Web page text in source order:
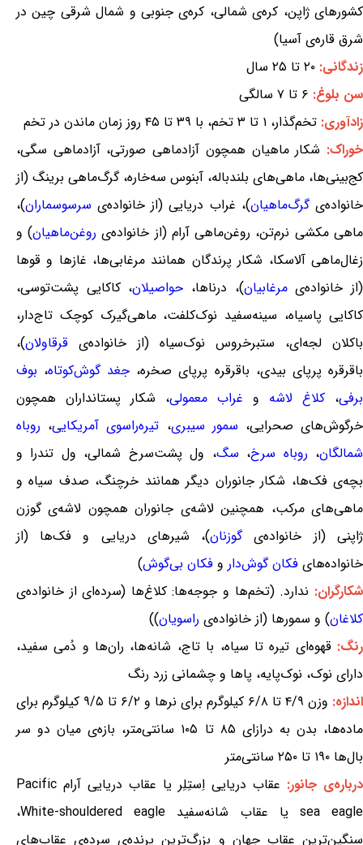
کشورهای ژاپن، کره‌ی شمالی، کره‌ی جنوبی و شمال شرقی چین در
شرق قاره‌ی آسیا)
زندگانی: ۲۰ تا ۲۵ سال
سن بلوغ: ۶ تا ۷ سالگی
زادآوری: تخم‌گذار، ۱ تا ۳ تخم، با ۳۹ تا ۴۵ روز زمان ماندن در تخم
خوراک: شکار ماهیان همچون آزادماهی صورتی، آزادماهی سگی،
کج‌بینی‌ها، ماهی‌های بلندباله، آبنوس سه‌خاره، گرگ‌ماهی برینگ (از
خانواده‌یگرگ‌ماهیان)، غراب دریایی (از خانواده‌ی سرسوسماران)،
ماهی مکشی نرم‌تن، روغن‌ماهی آرام (از خانواده‌ی روغن‌ماهیان) و
زغال‌ماهی آلاسکا، شکار پرندگان همانند مرغابی‌ها، غازها و قوها
(از خانواده‌یمرغابیان)، درناها، حواصیلان، کاکایی پشت‌توسی،
کاکایی پاسیاه، سینه‌سفید نوک‌کلفت، ماهی‌گیرک کوچک تاج‌دار،
باکلان لجه‌ای، ستبرخروس نوک‌سیاه (از خانواده‌ی قرقاولان)،
باقرقره پرپای بیدی، باقرقره پرپای صخره، جغد گوش‌کوتاه، بوف
برفی، کلاغ لاشه و غراب معمولی، شکار پستانداران همچون
خرگوش‌های صحرایی، سمور سیبری، تیره‌راسوی آمریکایی، روباه
شمالگان، روباه سرخ، سگ، ول پشت‌سرخ شمالی، ول تندرا و
بچه‌ی فک‌ها، شکار جانوران دیگر همانند خرچنگ، صدف سیاه و
ماهی‌های مرکب، همچنین لاشه‌ی جانوران همچون لاشه‌ی گوزن
ژاپنی (از خانواده‌یگوزنان)، شیرهای دریایی و فک‌ها (از
خانواده‌های فکان گوش‌دار و فکان بی‌گوش)
شکارگران: ندارد. (تخم‌ها و جوجه‌ها: کلاغ‌ها (سرده‌ای از خانواده‌ی
کلاغان) و سمورها (از خانواده‌ی راسویان))
رنگ:قهوه‌ای تیره تا سیاه، با تاج، شانه‌ها، ران‌ها و دُمی سفید،
دارای نوک، نوک‌پایه، پاها و چشمانی زرد رنگ
اندازه:
وزن ۴/۹ تا ۶/۸ کیلوگرم برای نرها و ۶/۲ تا ۹/۵ کیلوگرم برای
ماده‌ها، بدن به درازای ۸۵ تا ۱۰۵ سانتی‌متر، بازه‌ی میان دو سر
بال‌ها ۱۹۰ تا ۲۵۰ سانتی‌متر
درباره‌ی جانور:
عقاب دریایی اِستِلِر یا عقاب دریایی آرام Pacific
sea eagle یا عقاب شانه‌سفید White-shouldered eagle،
سنگین‌ترین عقاب جهان و بزرگ‌ترین پرنده‌ی سرده‌ی عقاب‌های